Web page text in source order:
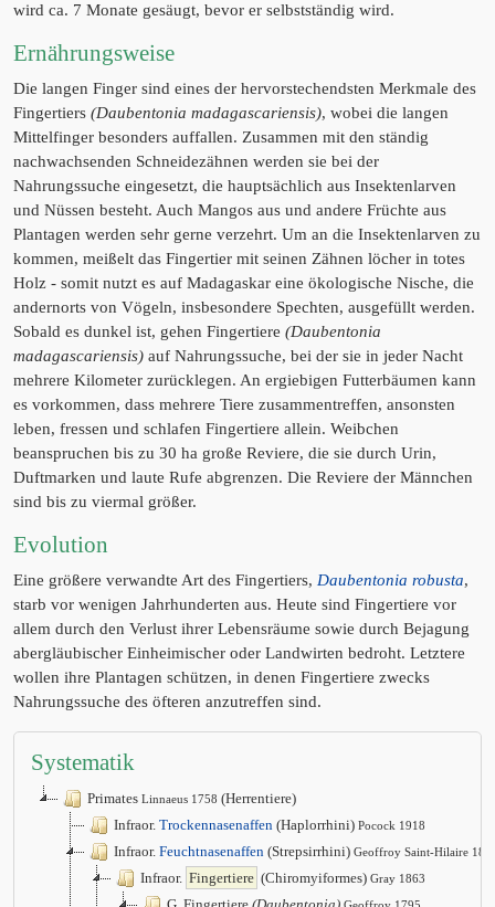
wird ca. 7 Monate gesäugt, bevor er selbstständig wird.
Ernährungsweise
Die langen Finger sind eines der hervorstechendsten Merkmale des
Fingertiers (Daubentonia madagascariensis), wobei die langen
Mittelfinger besonders auffallen. Zusammen mit den ständig
nachwachsenden Schneidezähnen werden sie bei der
Nahrungssuche eingesetzt, die hauptsächlich aus Insektenlarven
und Nüssen besteht. Auch Mangos aus und andere Früchte aus
Plantagen werden sehr gerne verzehrt. Um an die Insektenlarven zu
kommen, meißelt das Fingertier mit seinen Zähnen löcher in totes
Holz - somit nutzt es auf Madagaskar eine ökologische Nische, die
andernorts von Vögeln, insbesondere Spechten, ausgefüllt werden.
Sobald es dunkel ist, gehen Fingertiere (Daubentonia
madagascariensis) auf Nahrungssuche, bei der sie in jeder Nacht
mehrere Kilometer zurücklegen. An ergiebigen Futterbäumen kann
es vorkommen, dass mehrere Tiere zusammentreffen, ansonsten
leben, fressen und schlafen Fingertiere allein. Weibchen
beanspruchen bis zu 30 ha große Reviere, die sie durch Urin,
Duftmarken und laute Rufe abgrenzen. Die Reviere der Männchen
sind bis zu viermal größer.
Evolution
Eine größere verwandte Art des Fingertiers, Daubentonia robusta,
starb vor wenigen Jahrhunderten aus. Heute sind Fingertiere vor
allem durch den Verlust ihrer Lebensräume sowie durch Bejagung
abergläubischer Einheimischer oder Landwirten bedroht. Letztere
wollen ihre Plantagen schützen, in denen Fingertiere zwecks
Nahrungssuche des öfteren anzutreffen sind.
Systematik
Primates Linnaeus 1758 (Herrentiere)
Infraor. Trockennasenaffen (Haplorrhini) Pocock 1918
Infraor. Feuchtnasenaffen (Strepsirrhini) Geoffroy Saint-Hilaire
Infraor. Fingertiere (Chiromyiformes) Gray 1863